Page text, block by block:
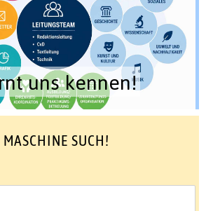
uns kennen!
MASCHINE SUCH!